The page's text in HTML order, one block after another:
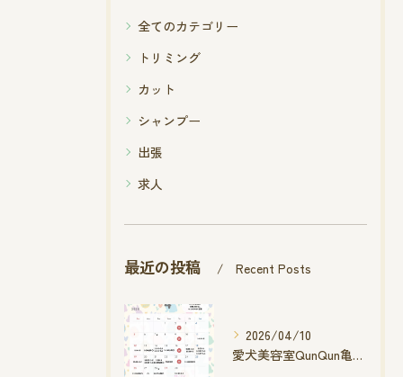
全てのカテゴリー
トリミング
カット
シャンプー
出張
求人
最近の投稿 Recent Posts
2026/04/10
愛犬美容室QunQun亀山エコー店